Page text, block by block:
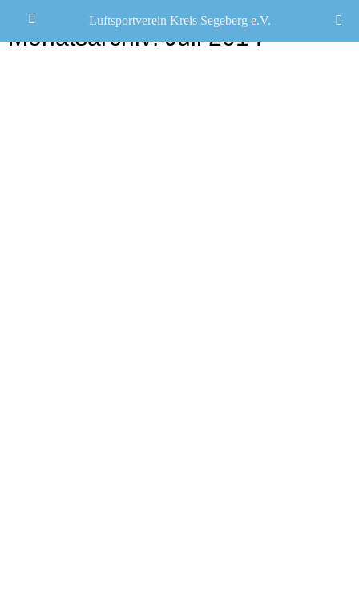
Monatsarchiv:Juli 2014
Luftsportverein Kreis Segeberg e.V.